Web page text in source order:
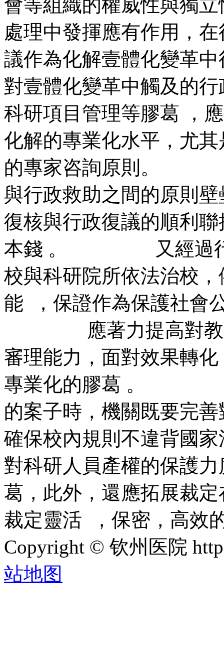
會等組織的權威性與
處理中發揮應有作用，在
議作為化解壹體化變革中
對壹體化變革中觸及
科研項目管理等膠葛
化解的專業化水平，
的專家咨詢原則
與行政救助之間的原則壁壘
復核與行政復議的順利聯接
本錢 。 又經過行政
校與科研院所依法治校
能  ，保證作為保護社會公
應著力提高對教育
審理能力，面對效果轉
專業化的膠葛 。 在
的案子時，機關既要
確保校內規則不違背
對科研人員產權的保護力
葛，此外，還應拓
裁定靈活  ，保密，高
Copyright © 钦州医院
站地图